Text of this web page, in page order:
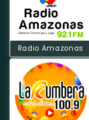
Radio Amazonas